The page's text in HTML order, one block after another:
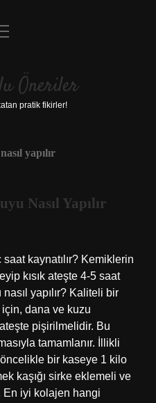
Öneriler
pratik fikirler!
yapılır
Nasıl Yapılır
kaynatılır? Kemiklerin
kısık ateşte 4-5 saat
yapılır? Kaliteli bir
dana ve kuzu
pişirilmelidir. Bu
tamamlanır. İllikli
bir kaseye 1 kilo
kaşığı sirke eklemeli ve
En iyi kolajen hangi